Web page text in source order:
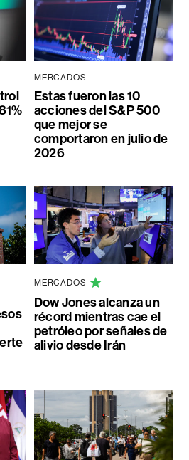
MERCADOS
Estas fueron las 10
acciones del S&P 500
que mejor se
comportaron en julio de
2026
MERCADOS
Dow Jones alcanza un
récord mientras cae el
petróleo por señales de
alivio desde Irán